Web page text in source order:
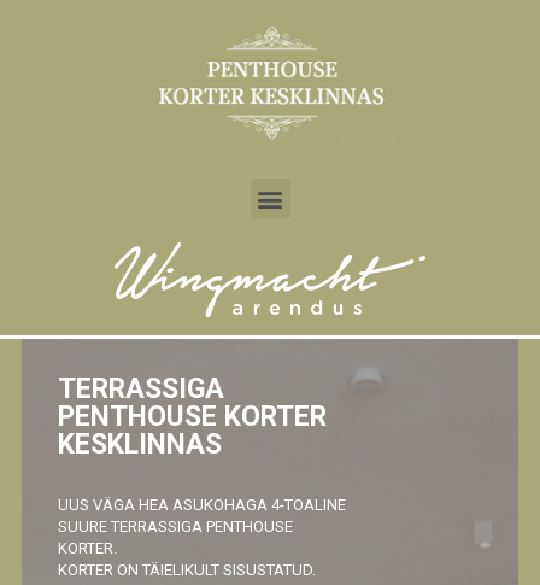
TERRASSIGA
PENTHOUSE KORTER
KESKLINNAS
UUS VÄGA HEA ASUKOHAGA 4-TOALINE
SUURE TERRASSIGA PENTHOUSE
KORTER.
KORTER ON TÄIELIKULT SISUSTATUD.